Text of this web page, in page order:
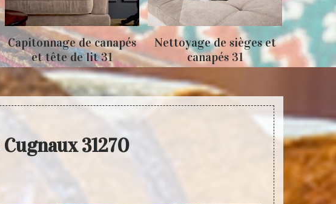
Nettoyage de sièges et
canapés 31
Tapissage fauteuils et
sièges 31
31270